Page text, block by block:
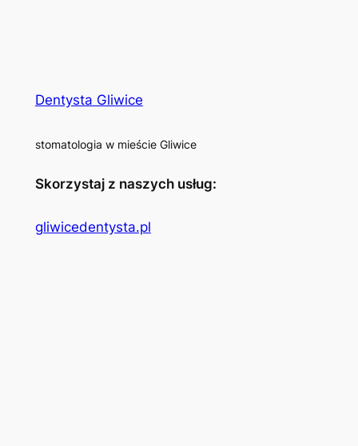
Dentysta Gliwice
stomatologia w mieście Gliwice
Skorzystaj z naszych usług:
gliwicedentysta.pl